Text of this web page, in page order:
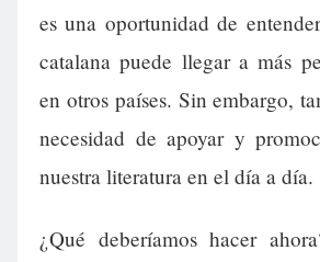
es una oportunidad de
catalana puede llegar a más
en otros países. Sin embargo,
necesidad de apoyar y
nuestra literatura en el día a día.
¿Qué deberíamos hacer